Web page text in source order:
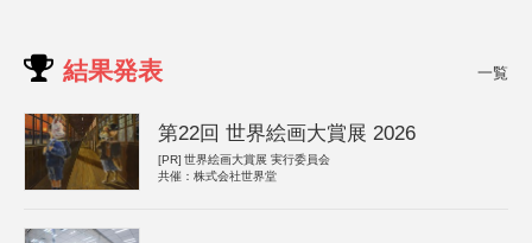
結果発表 一覧
第22回 世界絵画大賞展 2026
[PR] 世界絵画大賞展 実行委員会
共催：株式会社世界堂